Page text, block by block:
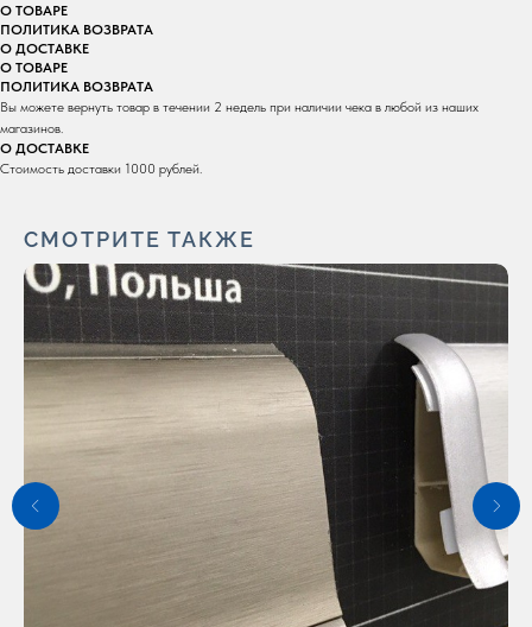
О ТОВАРЕ
ПОЛИТИКА ВОЗВРАТА
О ДОСТАВКЕ
О ТОВАРЕ
ПОЛИТИКА ВОЗВРАТА
Вы можете вернуть товар в течении 2 недель при наличии чека в любой из наших
магазинов.
О ДОСТАВКЕ
Стоимость доставки 1000 рублей.
СМОТРИТЕ ТАКЖЕ